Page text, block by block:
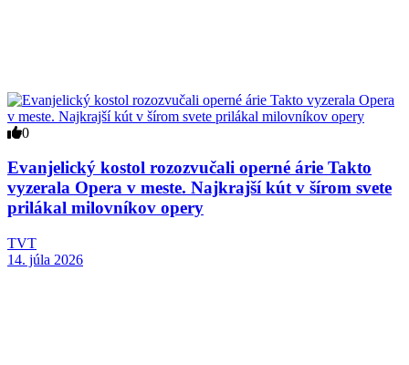
0
Evanjelický kostol rozozvučali operné árie Takto
vyzerala Opera v meste. Najkrajší kút v šírom svete
prilákal milovníkov opery
TVT
14. júla 2026